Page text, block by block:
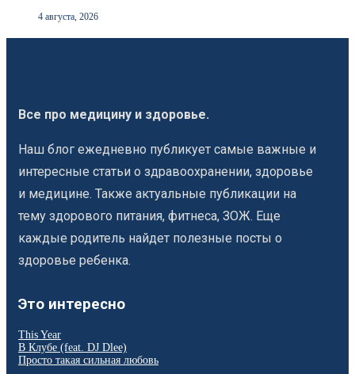
4 августа, 2026
Все про медицину и здоровье.
Наш блог ежедневно публикует самые важные и
интересные статьи о здравоохранении, здоровье
и медицине. Также актуальные публикации на
тему здорового питания, фитнеса, ЗОЖ. Еще
каждые родитель найдет полезные посты о
здоровье ребенка.
Это интересно
This Year
В Клубе (feat. DJ Dlee)
Просто такая сильная любовь